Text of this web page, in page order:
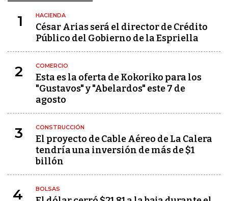
1 HACIENDA
César Arias será el director de Crédito
Público del Gobierno de la Espriella
2 COMERCIO
Esta es la oferta de Kokoriko para los
"Gustavos" y "Abelardos" este 7 de
agosto
3 CONSTRUCCIÓN
El proyecto de Cable Aéreo de La Calera
tendría una inversión de más de $1
billón
4 BOLSAS